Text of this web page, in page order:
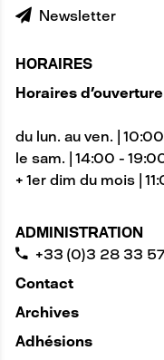
Newsletter
HORAIRES
Horaires
du lun. au ven. |
le sam. | 14:00 -
+ 1er dim du mois |
ADMINISTRATION
+33 (0)3 28 33
Contact
Archives
Adhésions